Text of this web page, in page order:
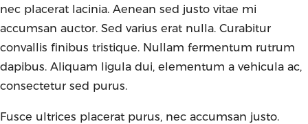
nec placerat lacinia. Aenean sed justo vitae mi
accumsan auctor. Sed varius erat nulla. Curabitur
convallis finibus tristique. Nullam fermentum rutrum
dapibus. Aliquam ligula dui, elementum a vehicula ac,
consectetur sed purus.
Fusce ultrices placerat purus, nec accumsan justo.